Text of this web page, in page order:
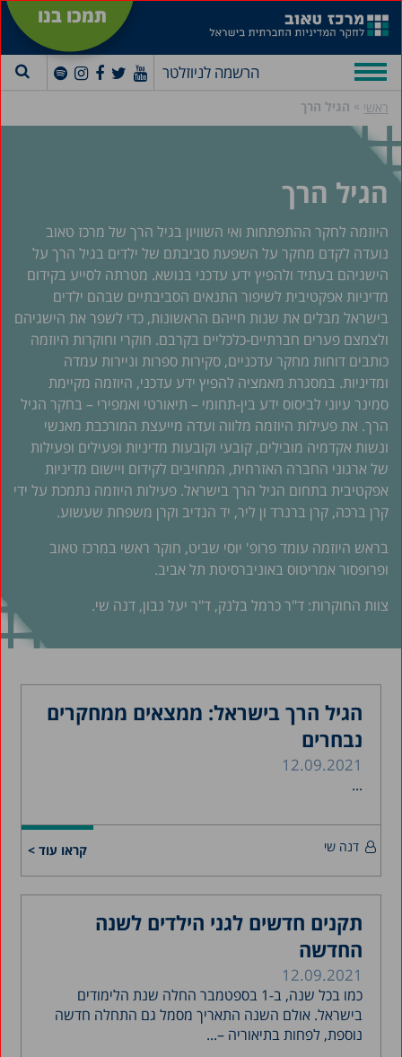
תמכו בנו
הרשמה לניוזלטר
ראשי » הגיל הרך
הגיל הרך
היוזמה לחקר ההתפתחות ואי השוויון בגיל הרך של מרכז טאוב
נועדה לקדם מחקר על השפעת סביבתם של ילדים בגיל הרך על
הישגיהם בעתיד ולהפיץ ידע עדכני בנושא. מטרתה לסייע בקידום
מדיניות אפקטיבית לשיפור התנאים הסביבתיים שבהם ילדים
בישראל מבלים את שנות חייהם הראשונות, כדי לשפר את הישגיהם
ולצמצם פערים חברתיים-כלכליים בקרבם. חוקרי וחוקרות היוזמה
כותבים דוחות מחקר עדכניים, סקירות ספרות וניירות עמדה
ומדיניות. במסגרת מאמציה להפיץ ידע עדכני, היוזמה מקיימת
סמינר עיוני לביסוס ידע בין-תחומי – תיאורטי ואמפירי – בחקר הגיל
הרך. את פעילות היוזמה מלווה ועדה מייעצת המורכבת מאנשי
ונשות אקדמיה מובילים, קובעי וקובעות מדיניות ופעילים ופעילות
של ארגוני החברה האזרחית, המחויבים לקידום ויישום מדיניות
אפקטיבית בתחום הגיל הרך בישראל. פעילות היוזמה נתמכת על ידי
קרן ברכה, קרן ברנרד ון ליר, יד הנדיב וקרן משפחת שעשוע.
בראש היוזמה עומד פרופ' יוסי שביט, חוקר ראשי במרכז טאוב
ופרופסור אמריטוס באוניברסיטת תל אביב.
צוות החוקרות: ד"ר כרמל בלנק, ד"ר יעל נבון, דנה שי.
הגיל הרך בישראל: ממצאים ממחקרים
נבחרים
12.09.2021
...
קראו עוד > דנה שי
תקנים חדשים לגני הילדים לשנה
החדשה
12.09.2021
כמו בכל שנה, ב-1 בספטמבר החלה שנת הלימודים
בישראל. אולם השנה התאריך מסמל גם התחלה חדשה
נוספת, לפחות בתיאוריה –...